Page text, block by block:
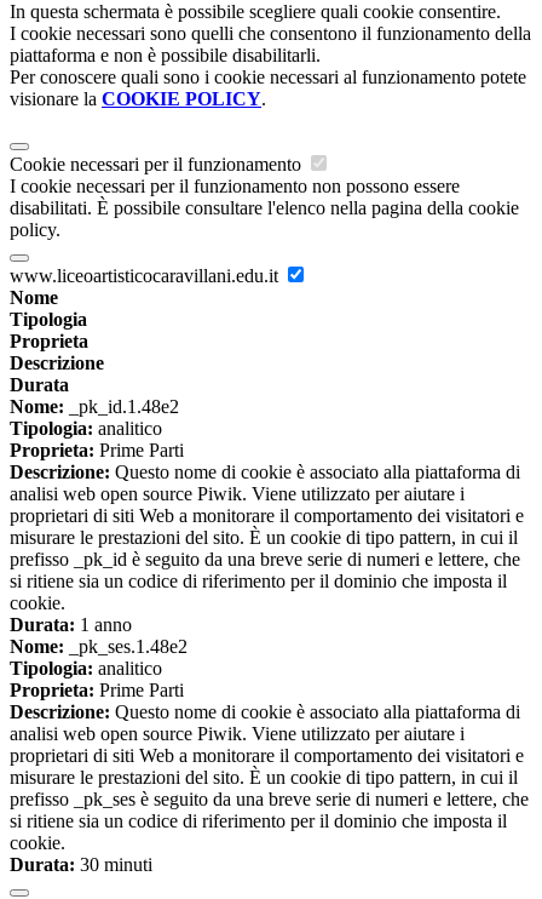
In questa schermata è possibile scegliere quali cookie consentire.
I cookie necessari sono quelli che consentono il funzionamento della
piattaforma e non è possibile disabilitarli.
Per conoscere quali sono i cookie necessari al funzionamento potete
visionare la COOKIE POLICY.
Cookie necessari per il funzionamento
I cookie necessari per il funzionamento non possono essere
disabilitati. È possibile consultare l'elenco nella pagina della cookie
policy.
www.liceoartisticocaravillani.edu.it
Nome
Tipologia
Proprieta
Descrizione
Durata
Nome: _pk_id.1.48e2
Tipologia: analitico
Proprieta: Prime Parti
Descrizione: Questo nome di cookie è associato alla piattaforma di
analisi web open source Piwik. Viene utilizzato per aiutare i
proprietari di siti Web a monitorare il comportamento dei visitatori e
misurare le prestazioni del sito. È un cookie di tipo pattern, in cui il
prefisso _pk_id è seguito da una breve serie di numeri e lettere, che
si ritiene sia un codice di riferimento per il dominio che imposta il
cookie.
Durata: 1 anno
Nome: _pk_ses.1.48e2
Tipologia: analitico
Proprieta: Prime Parti
Descrizione: Questo nome di cookie è associato alla piattaforma di
analisi web open source Piwik. Viene utilizzato per aiutare i
proprietari di siti Web a monitorare il comportamento dei visitatori e
misurare le prestazioni del sito. È un cookie di tipo pattern, in cui il
prefisso _pk_ses è seguito da una breve serie di numeri e lettere, che
si ritiene sia un codice di riferimento per il dominio che imposta il
cookie.
Durata: 30 minuti